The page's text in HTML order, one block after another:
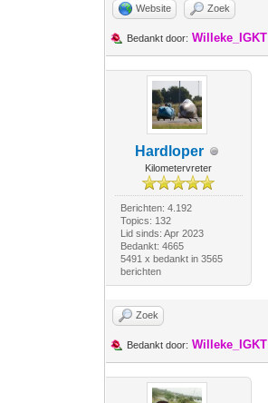
Website Zoek
Bedankt door: Willeke_IGKT
Hardloper
Kilometervreter
Berichten: 4.192
Topics: 132
Lid sinds: Apr 2023
Bedankt: 4665
5491 x bedankt in 3565
berichten
Zoek
Bedankt door: Willeke_IGKT